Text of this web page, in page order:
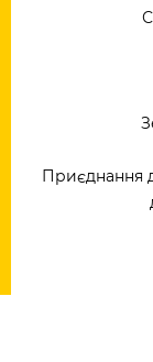
Приєднання